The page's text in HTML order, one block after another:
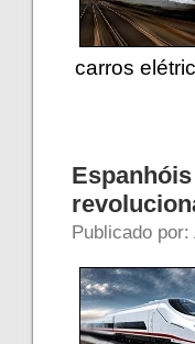
carros
Publicado